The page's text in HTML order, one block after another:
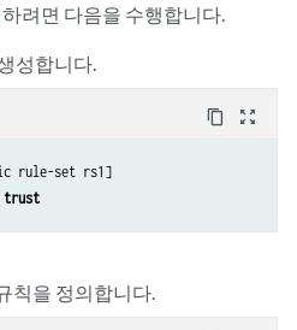
려면 다음을 수행합니다.
성합니다.
content_copy zoom_out_map
rule-set rs1]
trust
칙을 정의합니다.